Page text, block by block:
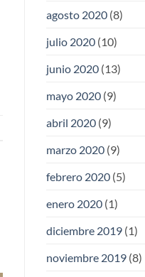
agosto 2020(8)
julio 2020(10)
junio 2020(13)
mayo 2020(9)
abril 2020(9)
marzo 2020(9)
febrero 2020(5)
enero 2020(1)
diciembre 2019(1)
noviembre 2019(8)